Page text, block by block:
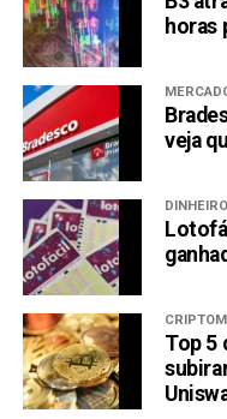
horas
veja
DINHEIRO
Top 5